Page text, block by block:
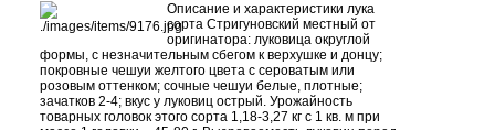
Описание и характеристики лука
сорта Стригуновский местный от
оригинатора: луковица округлой
формы, с незначительным сбегом к верхушке и донцу;
покровные чешуи желтого цвета с сероватым или
розовым оттенком; сочные чешуи белые, плотные;
зачатков 2-4; вкус у луковиц острый. Урожайность
товарных головок этого сорта 1,18-3,27 кг с 1 кв. м при